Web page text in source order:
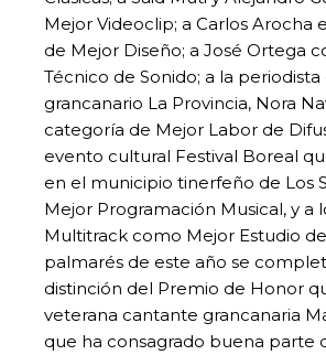
Mejor Videoclip; a Carlos Arocha
de Mejor Diseño; a José Ortega
Técnico de Sonido; a la
grancanario La Provincia, Nora
categoría de Mejor Labor de
evento cultural Festival Boreal
en el municipio tinerfeño de Los
Mejor Programación Musical, y a
Multitrack como Mejor Estudio
palmarés de este año se
distinción del Premio de Honor
veterana cantante grancanaria
que ha consagrado buena parte